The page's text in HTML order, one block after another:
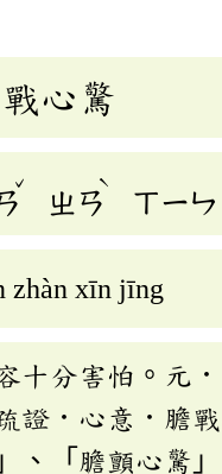
心驚
ˇ
ㄓㄢ
ˋ
ㄒㄧㄣ
zhàn xīn jīng
十分害怕。元
證．心意．膽
、「膽顫心驚